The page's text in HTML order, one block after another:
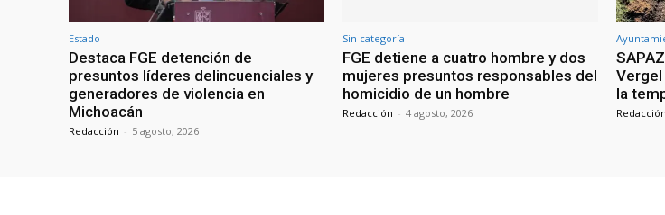
Estado
Destaca FGE detención de
presuntos líderes delincuenciales y
generadores de violencia en
Michoacán
Redacción - 5 agosto, 2026
Sin categoría
FGE detiene a cuatro hombre y dos
mujeres presuntos responsables del
homicidio de un hombre
Redacción - 4 agosto, 2026
la
Redacción